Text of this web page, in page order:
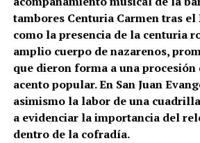
tambores Centuria Carmen tras el
como la presencia de la centuria
amplio cuerpo de nazarenos,
que dieron forma a una procesión
acento popular. En San Juan
asimismo la labor de una
a evidenciar la importancia del
dentro de la cofradía.